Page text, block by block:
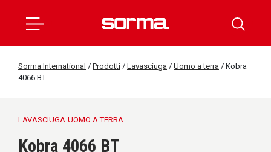
Sorma International / Prodotti / Lavasciuga / Uomo a terra / Kobra
4066 BT
LAVASCIUGA UOMO A TERRA
Kobra 4066 BT